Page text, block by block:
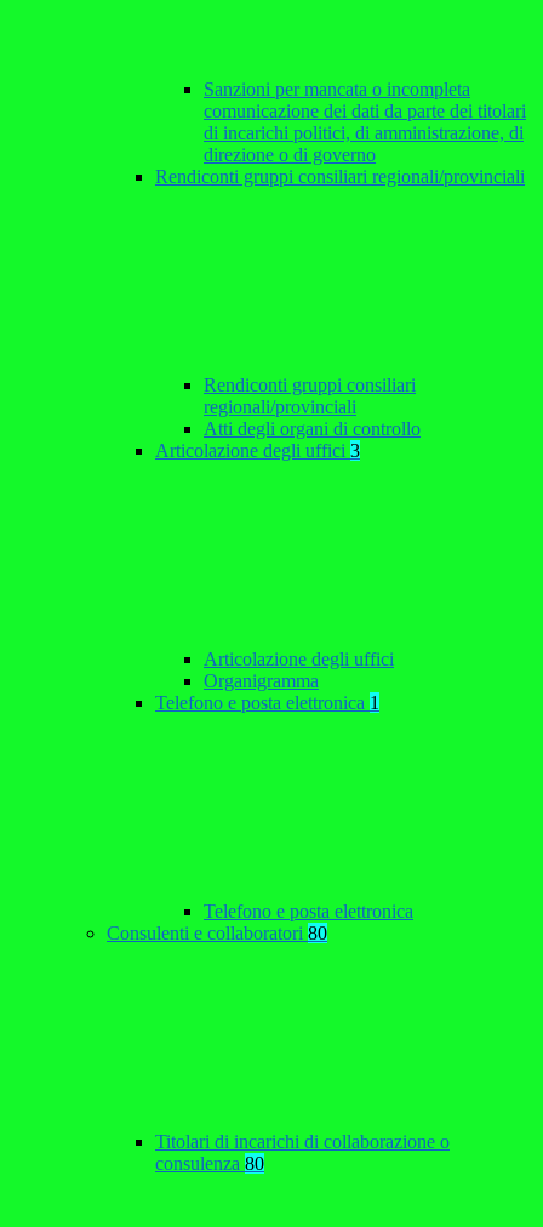
Sanzioni per mancata o incompleta
comunicazione dei dati da parte dei titolari
di incarichi politici, di amministrazione, di
direzione o di governo
Rendiconti gruppi consiliari regionali/provinciali
Rendiconti gruppi consiliari
regionali/provinciali
Atti degli organi di controllo
Articolazione degli uffici 3
Articolazione degli uffici
Organigramma
Telefono e posta elettronica 1
Telefono e posta elettronica
Consulenti e collaboratori 80
Titolari di incarichi di collaborazione o
consulenza 80